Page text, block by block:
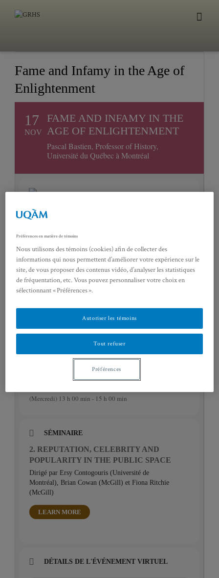
Fame and Infamy in the Age of
Enlightenment
17
NOV
FAME AND INFAMY IN THE
AGE OF ENLIGHTENMENT
Pascal Bastien, Professor of History,
Université du Québec à Montréal
EN SAVOIR PLUS
(Mercredi) 13 h 00 min - 15 h 00 min
SÉMINAIRE
2. REPUTATION, CELEBRITY AND
POPULARITY IN THE PUBLIC SPACE
Dirigé par Ersy Contogouris (Université de
Montréal), Brian Cowan (McGill) et Fiona Ritchie
(McGill)
LEARN MORE
DÉTAILS DE L'ÉVÉNEMENT VIRTUEL
Préférences en matière de témoins
Nous utilisons des témoins (cookies) afin de collecter des
informations qui nous permettent d’améliorer votre expérience sur le
site, de vous proposer des contenus vidéo, d’analyser les statistiques
de fréquentation, etc. Vous pouvez personnaliser votre choix en
sélectionnant « Préférences ».
Tout refuser
Autoriser les témoins
Préférences